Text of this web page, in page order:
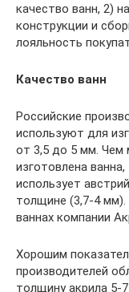
качество ванн, 2)
конструкции и
лояльность
Качество ванн
Российские
используют для
от 3,5 до 5 мм. Чем
изготовлена
использует
толщине (3,7-4
ваннах компании
Хорошим
производителей
толщину акрила 5-